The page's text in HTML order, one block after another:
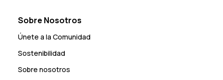
Sobre Nosotros
Únete a la Comunidad
Sostenibilidad
Sobre nosotros